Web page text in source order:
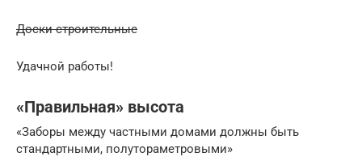
Доски строительные
Удачной работы!
«Правильная» высота
«Заборы между частными домами должны быть
стандартными, полутораметровыми»